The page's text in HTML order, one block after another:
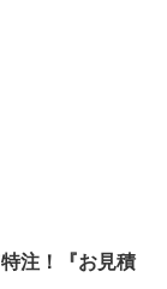
注！『お見積